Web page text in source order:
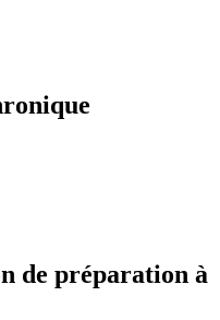
de préparation à